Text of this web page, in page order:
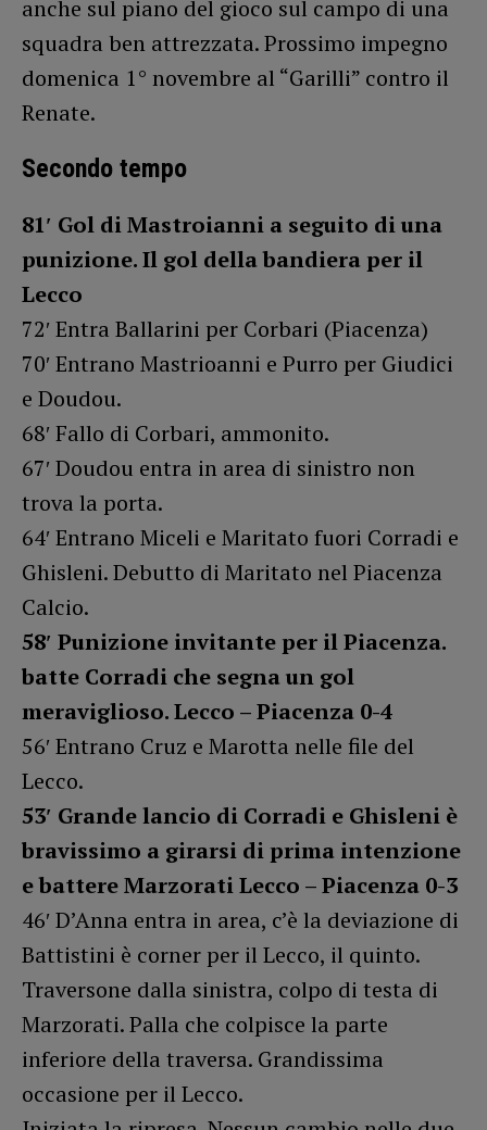
anche sul piano del gioco sul campo di una
squadra ben attrezzata. Prossimo impegno
domenica 1° novembre al “Garilli” contro il
Renate.
Secondo tempo
81′ Gol di Mastroianni a seguito di una
punizione. Il gol della bandiera per il
Lecco
72′ Entra Ballarini per Corbari (Piacenza)
70′ Entrano Mastrioanni e Purro per Giudici
e Doudou.
68′ Fallo di Corbari, ammonito.
67′ Doudou entra in area di sinistro non
trova la porta.
64′ Entrano Miceli e Maritato fuori Corradi e
Ghisleni. Debutto di Maritato nel Piacenza
Calcio.
58′ Punizione invitante per il Piacenza.
batte Corradi che segna un gol
meraviglioso. Lecco – Piacenza 0-4
56′ Entrano Cruz e Marotta nelle file del
Lecco.
53′ Grande lancio di Corradi e Ghisleni è
bravissimo a girarsi di prima intenzione
e battere Marzorati Lecco – Piacenza 0-3
46′ D’Anna entra in area, c’è la deviazione di
Battistini è corner per il Lecco, il quinto.
Traversone dalla sinistra, colpo di testa di
Marzorati. Palla che colpisce la parte
inferiore della traversa. Grandissima
occasione per il Lecco.